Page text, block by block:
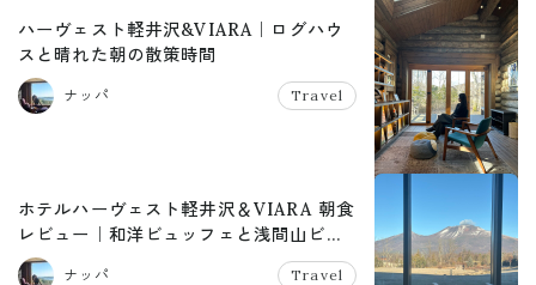
ハーヴェスト軽井沢&VIARA｜ログハウ
スと晴れた朝の散策時間
ナッパ Travel
ホテルハーヴェスト軽井沢＆VIARA 朝食
レビュー｜和洋ビュッフェと浅間山ビュ
ー
ナッパ Travel